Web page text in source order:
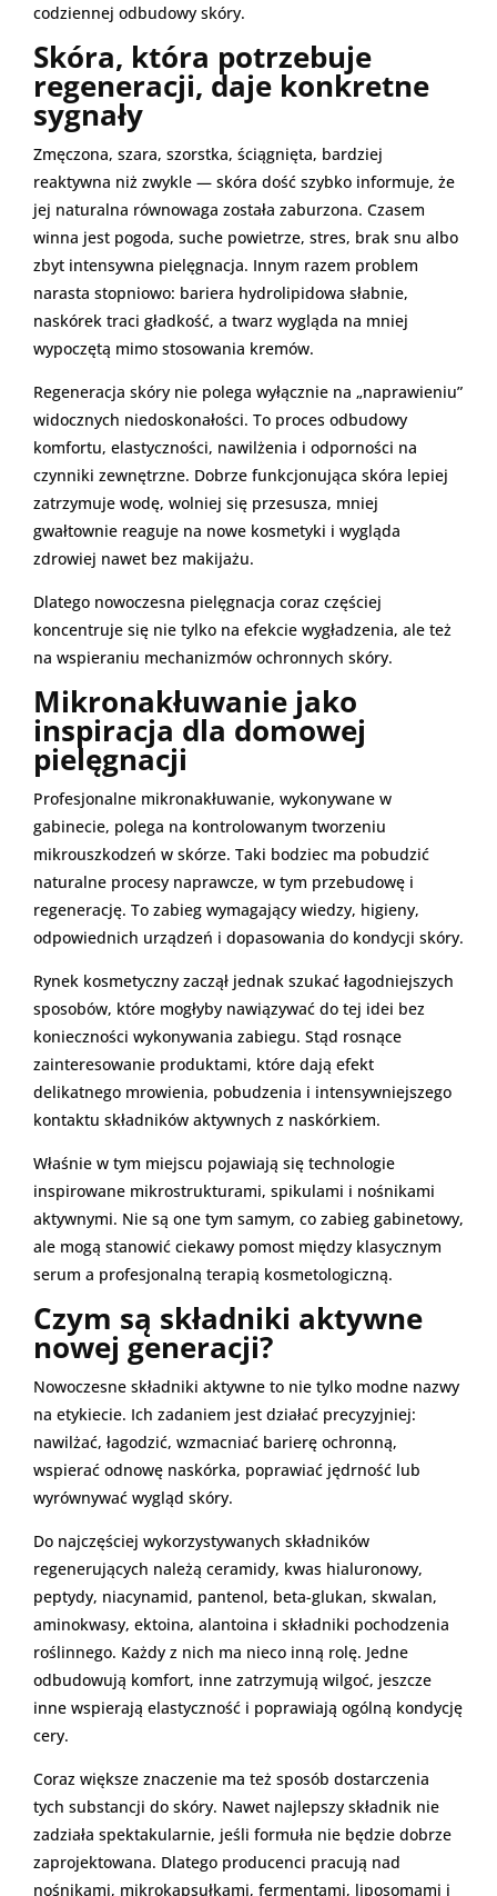
codziennej odbudowy skóry.
Skóra, która potrzebuje
regeneracji, daje konkretne
sygnały
Zmęczona, szara, szorstka, ściągnięta, bardziej
reaktywna niż zwykle — skóra dość szybko informuje, że
jej naturalna równowaga została zaburzona. Czasem
winna jest pogoda, suche powietrze, stres, brak snu albo
zbyt intensywna pielęgnacja. Innym razem problem
narasta stopniowo: bariera hydrolipidowa słabnie,
naskórek traci gładkość, a twarz wygląda na mniej
wypoczętą mimo stosowania kremów.
Regeneracja skóry nie polega wyłącznie na „naprawieniu”
widocznych niedoskonałości. To proces odbudowy
komfortu, elastyczności, nawilżenia i odporności na
czynniki zewnętrzne. Dobrze funkcjonująca skóra lepiej
zatrzymuje wodę, wolniej się przesusza, mniej
gwałtownie reaguje na nowe kosmetyki i wygląda
zdrowiej nawet bez makijażu.
Dlatego nowoczesna pielęgnacja coraz częściej
koncentruje się nie tylko na efekcie wygładzenia, ale też
na wspieraniu mechanizmów ochronnych skóry.
Mikronakłuwanie jako
inspiracja dla domowej
pielęgnacji
Profesjonalne mikronakłuwanie, wykonywane w
gabinecie, polega na kontrolowanym tworzeniu
mikrouszkodzeń w skórze. Taki bodziec ma pobudzić
naturalne procesy naprawcze, w tym przebudowę i
regenerację. To zabieg wymagający wiedzy, higieny,
odpowiednich urządzeń i dopasowania do kondycji skóry.
Rynek kosmetyczny zaczął jednak szukać łagodniejszych
sposobów, które mogłyby nawiązywać do tej idei bez
konieczności wykonywania zabiegu. Stąd rosnące
zainteresowanie produktami, które dają efekt
delikatnego mrowienia, pobudzenia i intensywniejszego
kontaktu składników aktywnych z naskórkiem.
Właśnie w tym miejscu pojawiają się technologie
inspirowane mikrostrukturami, spikulami i nośnikami
aktywnymi. Nie są one tym samym, co zabieg gabinetowy,
ale mogą stanowić ciekawy pomost między klasycznym
serum a profesjonalną terapią kosmetologiczną.
Czym są składniki aktywne
nowej generacji?
Nowoczesne składniki aktywne to nie tylko modne nazwy
na etykiecie. Ich zadaniem jest działać precyzyjniej:
nawilżać, łagodzić, wzmacniać barierę ochronną,
wspierać odnowę naskórka, poprawiać jędrność lub
wyrównywać wygląd skóry.
Do najczęściej wykorzystywanych składników
regenerujących należą ceramidy, kwas hialuronowy,
peptydy, niacynamid, pantenol, beta-glukan, skwalan,
aminokwasy, ektoina, alantoina i składniki pochodzenia
roślinnego. Każdy z nich ma nieco inną rolę. Jedne
odbudowują komfort, inne zatrzymują wilgoć, jeszcze
inne wspierają elastyczność i poprawiają ogólną kondycję
cery.
Coraz większe znaczenie ma też sposób dostarczenia
tych substancji do skóry. Nawet najlepszy składnik nie
zadziała spektakularnie, jeśli formuła nie będzie dobrze
zaprojektowana. Dlatego producenci pracują nad
nośnikami, mikrokapsułkami, fermentami, liposomami i